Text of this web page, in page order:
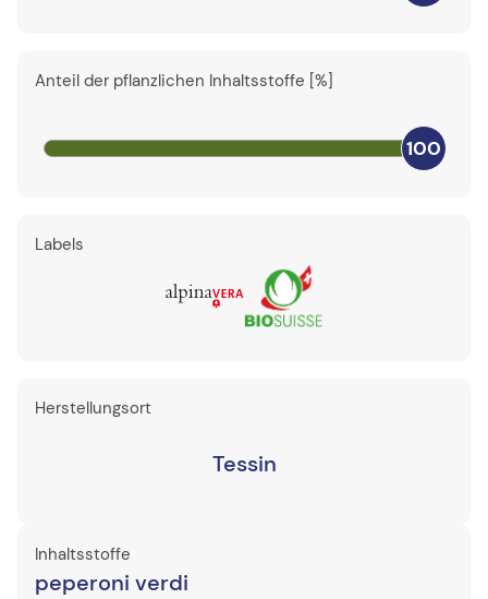
Anteil der pflanzlichen Inhaltsstoffe [%]
100
Labels
Herstellungsort
Tessin
Inhaltsstoffe
peperoni verdi